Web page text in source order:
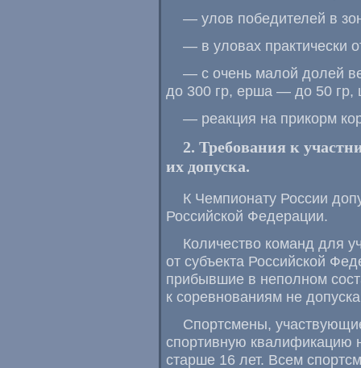
— улов победителей в
— в уловах практически
— с очень малой долей
до 300 гр, ерша — до 50 гр,
— реакция на прикорм
2. Требования к
их допуска.
К Чемпионату России
Российской Федерации.
Количество команд для
от субъекта Российской
прибывшие в неполном
к соревнованиям не
Спортсмены,
спортивную квалификацию
старше 16 лет. Всем